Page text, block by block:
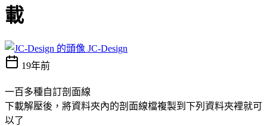
載
JC-Design
19年前
一百多種自訂剖面線
下載解壓後，將資料夾內的剖面線檔複製到下列資料夾裡就可
以了